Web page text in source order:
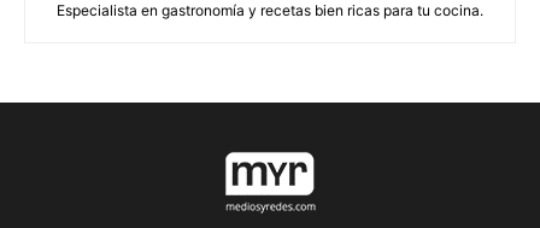
Especialista en gastronomía y recetas bien ricas para tu cocina.